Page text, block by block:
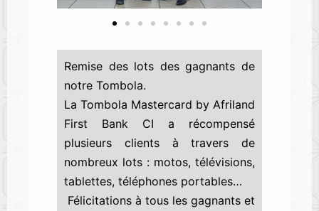
Remise des lots des gagnants de
notre Tombola.
La Tombola Mastercard by Afriland
First Bank CI a récompensé
plusieurs clients à travers de
nombreux lots : motos, télévisions,
tablettes, téléphones portables…
Félicitations à tous les gagnants et